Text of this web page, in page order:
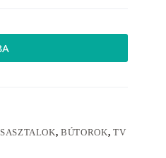
,BÚTOROK, TV